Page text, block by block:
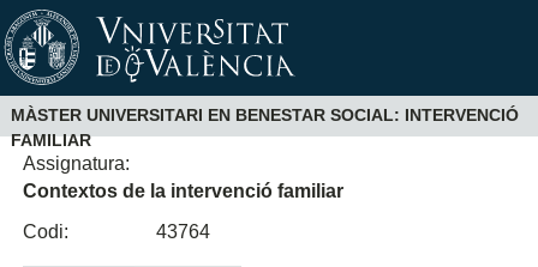
MÀSTER UNIVERSITARI EN BENESTAR SOCIAL: INTERVENCIÓ
FAMILIAR
Assignatura:
Contextos de la intervenció familiar
Codi:
43764